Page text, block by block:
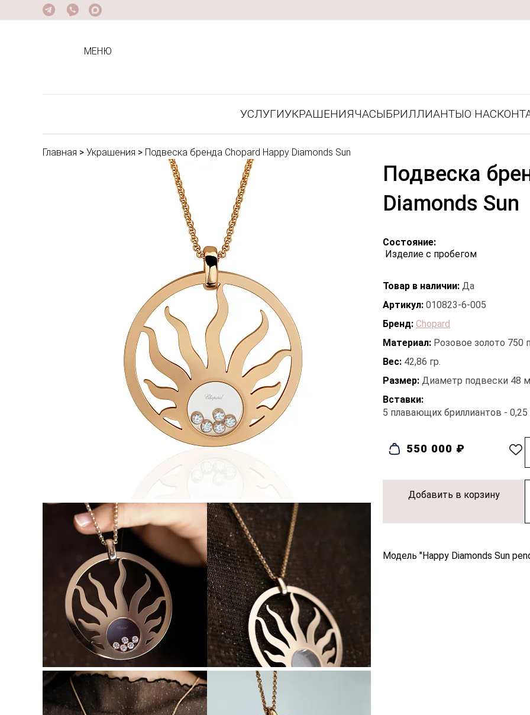
МЕНЮ
УСЛУГИУКРАШЕНИЯЧАСЫБРИЛЛИАНТЫО НАС
Главная > Украшения > Подвеска бренда Chopard Happy Diamonds Sun
Подвеска
Diamonds Sun
Состояние:
Изделие с пробегом
Товар в наличии: Да
Артикул: 010823-6-005
Бренд: Chopard
Материал: Розовое золото 750
Вес: 42,86 гр.
Размер: Диаметр подвески 48
Вставки:
5 плавающих бриллиантов -
550 000 ₽
Добавить в корзину
Модель "Happy Diamonds Sun